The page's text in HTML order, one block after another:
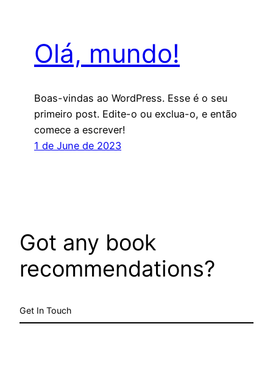
Olá, mundo!
Boas-vindas ao WordPress. Esse é o seu
primeiro post. Edite-o ou exclua-o, e então
comece a escrever!
1 de June de 2023
Got any book
recommendations?
Get In Touch